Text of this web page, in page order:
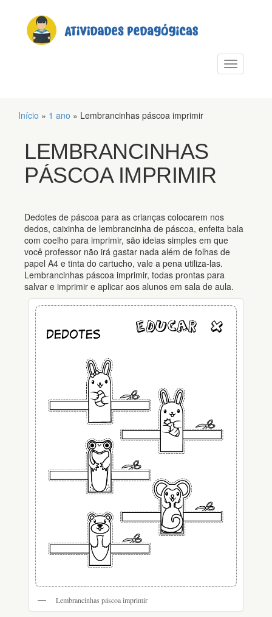
Alternar
Início » 1 ano » Lembrancinhas páscoa imprimir
LEMBRANCINHAS
PÁSCOA IMPRIMIR
Dedotes de páscoa para as crianças colocarem nos
dedos, caixinha de lembrancinha de páscoa, enfeita bala
com coelho para imprimir, são ideias simples em que
você professor não irá gastar nada além de folhas de
papel A4 e tinta do cartucho, vale a pena utiliza-las.
Lembrancinhas páscoa imprimir, todas prontas para
salvar e imprimir e aplicar aos alunos em sala de aula.
Lembrancinhas páscoa imprimir